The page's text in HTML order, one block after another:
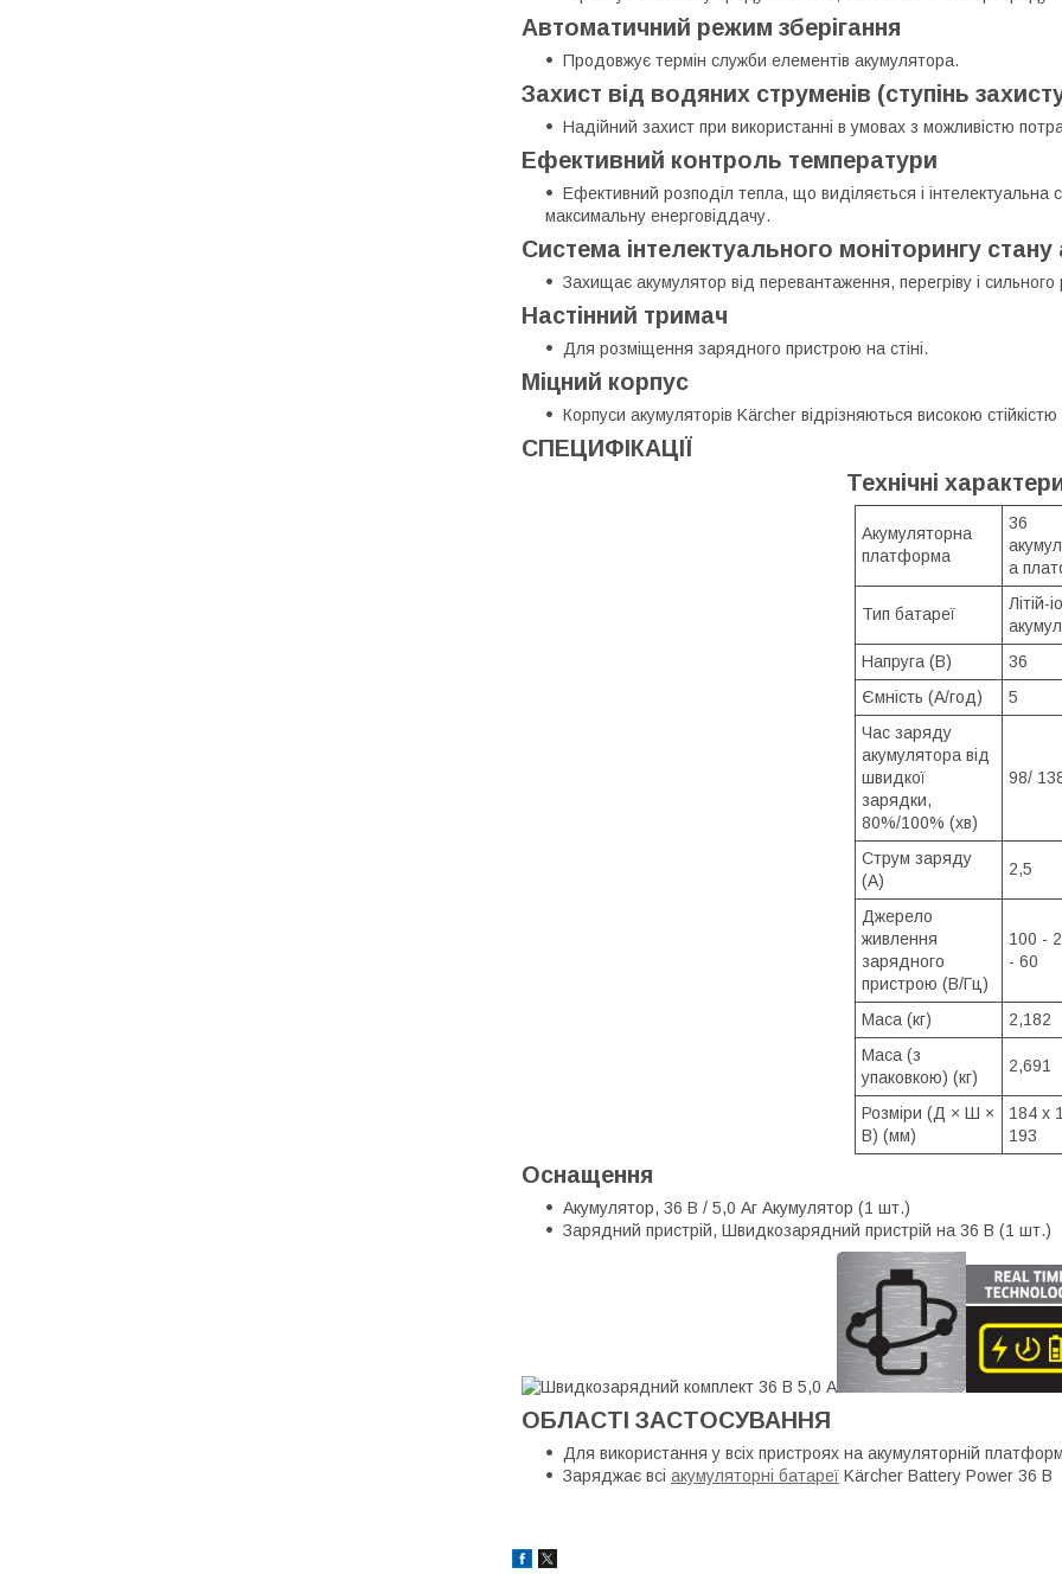
Автоматичний режим зберігання
Продовжує термін служби елементів акумулятора.
Захист від водяних струменів (ступінь
Надійний захист при використанні в умовах з можливістю
Ефективний контроль температури
Ефективний розподіл тепла, що виділяється і
максимальну енерговіддачу.
Система інтелектуального моніторингу
Захищає акумулятор від перевантаження, перегріву і
Настінний тримач
Для розміщення зарядного пристрою на стіні.
Міцний корпус
Корпуси акумуляторів Kärcher відрізняються високою
СПЕЦИФІКАЦІЇ
Технічні
Акумуляторна
платформа
36
а
Тип батареї
Літій-
Напруга (В)
36
Ємність (А/год)
5
Час заряду
акумулятора від
швидкої
зарядки,
80%/100% (хв)
98/
Струм заряду
(А)
2,5
Джерело
живлення
зарядного
пристрою (В/Гц)
100 -
- 60
Маса (кг)
2,182
Маса (з
упаковкою) (кг)
2,691
Розміри (Д × Ш ×
В) (мм)
184 x
193
Оснащення
Акумулятор, 36 В / 5,0 Аг Акумулятор (1 шт.)
Зарядний пристрій, Швидкозарядний пристрій на 36 В (1 шт.)
ОБЛАСТІ ЗАСТОСУВАННЯ
Для використання у всіх пристроях на акумуляторній
Заряджає всі акумуляторні батареї Kärcher Battery Power 36 В